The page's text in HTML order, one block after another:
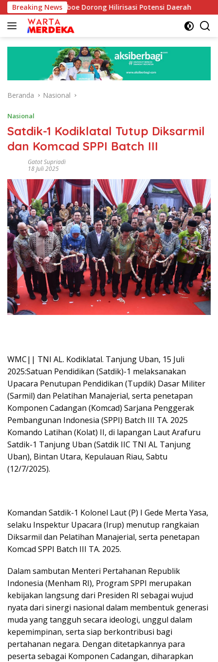
Langsung
ke
konten
Breaking News
Habib Aboe Dorong Hilirisasi Potensi Daerah DPR
Beranda Nasional
Nasional
Satdik-1 Kodiklatal Tutup Diksarmil
dan Komcad SPPI Batch III
Gatot Supriadi
18 Juli 2025
WMC|| TNI AL. Kodiklatal. Tanjung Uban, 15 Juli
2025:Satuan Pendidikan (Satdik)-1 melaksanakan
Upacara Penutupan Pendidikan (Tupdik) Dasar Militer
(Sarmil) dan Pelatihan Manajerial, serta penetapan
Komponen Cadangan (Komcad) Sarjana Penggerak
Pembangunan Indonesia (SPPI) Batch III TA. 2025
Komando Latihan (Kolat) II, di lapangan Laut Arafuru
Satdik-1 Tanjung Uban (Satdik IIC TNI AL Tanjung
Uban), Bintan Utara, Kepulauan Riau, Sabtu
(12/7/2025).
Komandan Satdik-1 Kolonel Laut (P) I Gede Merta Yasa,
selaku Inspektur Upacara (Irup) menutup rangkaian
Diksarmil dan Pelatihan Manajerial, serta penetapan
Komcad SPPI Batch III TA. 2025.
Dalam sambutan Menteri Pertahanan Republik
Indonesia (Menham RI), Program SPPI merupakan
kebijakan langsung dari Presiden RI sebagai wujud
nyata dari sinergi nasional dalam membentuk generasi
muda yang tangguh secara ideologi, unggul dalam
kepemimpinan, serta siap berkontribusi bagi
pertahanan negara. Dengan ditetapkannya para
peserta sebagai Komponen Cadangan, diharapkan